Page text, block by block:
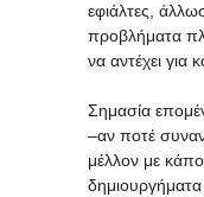
εφιάλτες,
προβλήματα
να αντέχει για
Σημασία
–αν ποτέ
μέλλον με